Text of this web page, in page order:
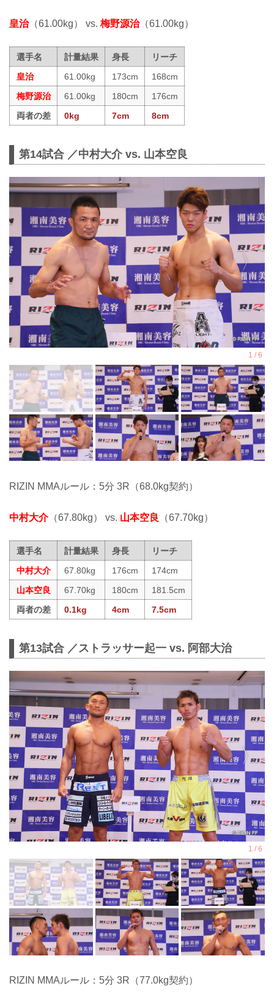
皇治（61.00kg） vs. 梅野源治（61.00kg）
選手名 計量結果 身長
リーチ
皇治
61.00kg 173cm
168cm
梅野源治
61.00kg 180cm
176cm
両者の差
0kg 7cm 8cm
第14試合 ／中村大介 vs. 山本空良
RIZIN MMAルール：5分 3R（68.0kg契約）
中村大介（67.80kg） vs. 山本空良 （67.70kg）
選手名 計量結果 身長
リーチ
中村大介
67.80kg 176cm
174cm
山本空良
67.70kg 180cm
181.5cm
両者の差
0.1kg 4cm 7.5cm
第13試合 ／ストラッサー起一 vs. 阿部大治
RIZIN MMAルール：5分 3R（77.0kg契約）